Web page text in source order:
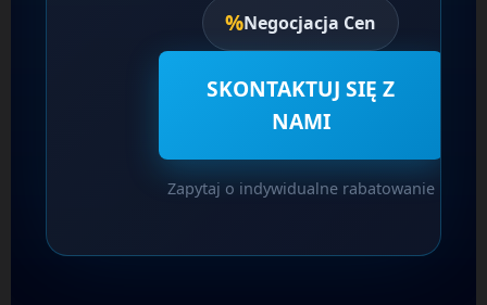
%Negocjacja Cen
SKONTAKTUJ SIĘ Z
NAMI
Zapytaj o indywidualne rabatowanie